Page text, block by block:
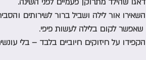
השאירו אור לילה ושביל ברור לשירותים
שאפשר לקום בלילה לעשות פיפי.
הקפידו על חיזוקים חיוביים בלבד – בלי